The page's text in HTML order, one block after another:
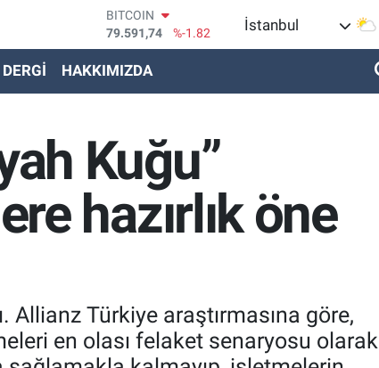
DOLAR
45,43620
%0.02
EURO
53,38690
6862,09000
%0.19
BİST100
14.598,00
%0
İstanbul
DERGİ HAKKIMIZDA
Kuğu”
hazırlık öne
Allianz Türkiye araştırmasına göre,
en olası felaket senaryosu olarak